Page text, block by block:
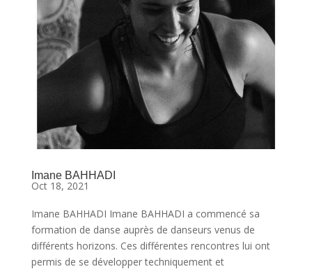
Imane BAHHADI
Oct 18, 2021
Imane BAHHADI Imane BAHHADI a commencé sa
formation de danse auprès de danseurs venus de
différents horizons. Ces différentes rencontres lui ont
permis de se développer techniquement et